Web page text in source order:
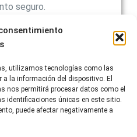
utilizamos tecnologías como las
la información del dispositivo. El
nos permitirá procesar datos como el
identificaciones únicas en este sitio.
puede afectar negativamente a
seguro.
y
instalador proporcionará
sobre el funcionamiento
de la puerta de